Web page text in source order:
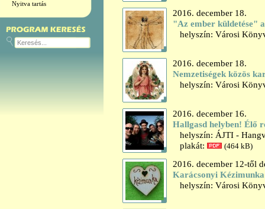
Nyitva tartás
2016. december 18.
"Az ember küldetése"
helyszín: Városi
2016. december 18.
Nemzetiségek közös
helyszín: Városi
2016. december 16.
Hallgasd helyben! Élő
helyszín: ÁJTI -
plakát:
(464 kB)
2016. december 12-től
Karácsonyi
helyszín: Városi